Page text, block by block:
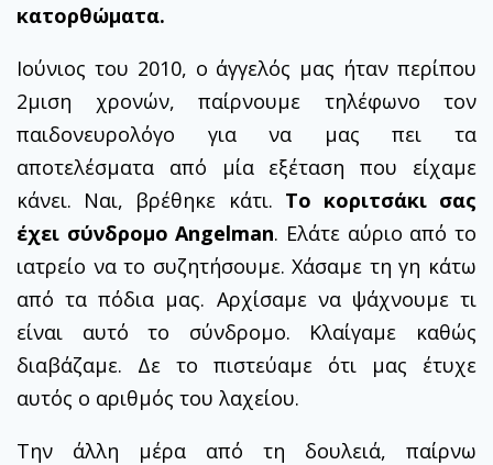
κατορθώματα.
Ιούνιος του 2010, ο άγγελός μας ήταν περίπου
2μιση χρονών, παίρνουμε τηλέφωνο τον
παιδονευρολόγο για να μας πει τα
αποτελέσματα από μία εξέταση που είχαμε
κάνει. Ναι, βρέθηκε κάτι. Το κοριτσάκι σας
έχει σύνδρομο Angelman. Ελάτε αύριο από το
ιατρείο να το συζητήσουμε. Χάσαμε τη γη κάτω
από τα πόδια μας. Αρχίσαμε να ψάχνουμε τι
είναι αυτό το σύνδρομο. Κλαίγαμε καθώς
διαβάζαμε. Δε το πιστεύαμε ότι μας έτυχε
αυτός ο αριθμός του λαχείου.
Την άλλη μέρα από τη δουλειά, παίρνω